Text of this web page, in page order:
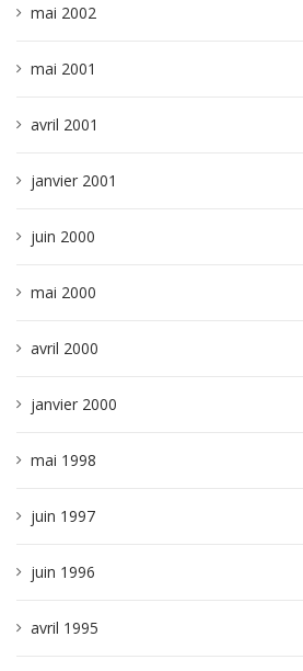
mai 2002
mai 2001
avril 2001
janvier 2001
juin 2000
mai 2000
avril 2000
janvier 2000
mai 1998
juin 1997
juin 1996
avril 1995